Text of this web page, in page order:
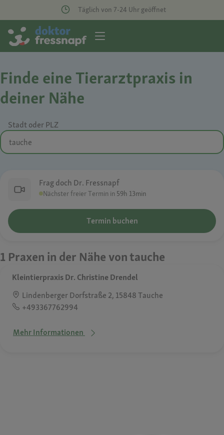
Täglich von 7-24 Uhr geöffnet
Finde eine Tierarztpraxis in
deiner Nähe
Stadt oder PLZ
Frag doch Dr. Fressnapf
Nächster freier Termin in 59h 13min
Termin buchen
1 Praxen in der Nähe von tauche
Kleintierpraxis Dr. Christine Drendel
Lindenberger Dorfstraße 2, 15848 Tauche
+493367762994
Mehr Informationen